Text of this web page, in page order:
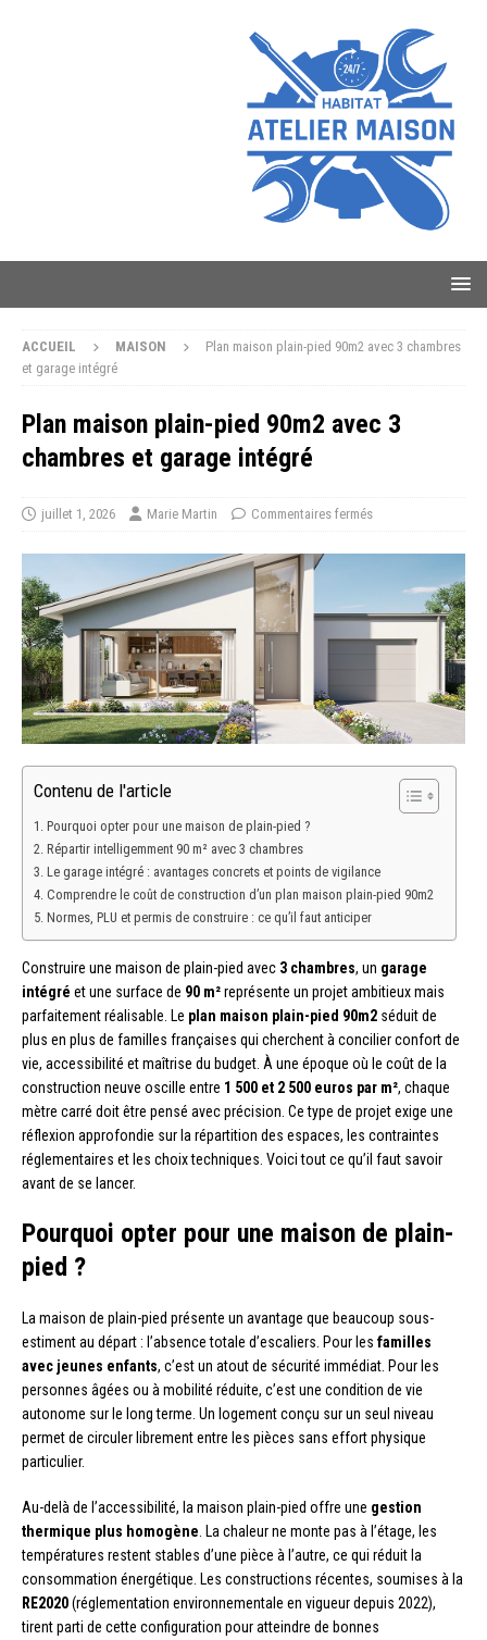
ACCUEIL MAISON
Plan maison plain-pied 90m2 avec 3 chambres
et garage intégré
Plan maison plain-pied 90m2 avec 3
chambres et garage intégré
juillet 1, 2026 Marie Martin Commentaires fermés
Contenu de l'article
Pourquoi opter pour une maison de plain-pied ?
Répartir intelligemment 90 m² avec 3 chambres
Le garage intégré : avantages concrets et points de vigilance
Comprendre le coût de construction d’un plan maison plain-pied 90m2
Normes, PLU et permis de construire : ce qu’il faut anticiper
Construire une maison de plain-pied avec 3 chambres, un garage
intégré et une surface de 90 m²représente un projet ambitieux mais
parfaitement réalisable. Le plan maison plain-pied 90m2 séduit de
plus en plus de familles françaises qui cherchent à concilier confort de
vie, accessibilité et maîtrise du budget. À une époque où le coût de la
construction neuve oscille entre 1 500 et 2 500 euros par m², chaque
mètre carré doit être pensé avec précision. Ce type de projet exige une
réflexion approfondie sur la répartition des espaces, les contraintes
réglementaires et les choix techniques. Voici tout ce qu’il faut savoir
avant de se lancer.
Pourquoi opter pour une maison de plain-
pied ?
La maison de plain-pied présente un avantage que beaucoup sous-
estiment au départ : l’absence totale d’escaliers. Pour les familles
avec jeunes enfants, c’est un atout de sécurité immédiat. Pour les
personnes âgées ou à mobilité réduite, c’est une condition de vie
autonome sur le long terme. Un logement conçu sur un seul niveau
permet de circuler librement entre les pièces sans effort physique
particulier.
Au-delà de l’accessibilité, la maison plain-pied offre une gestion
thermique plus homogène . La chaleur ne monte pas à l’étage, les
températures restent stables d’une pièce à l’autre, ce qui réduit la
consommation énergétique. Les constructions récentes, soumises à la
RE2020(réglementation environnementale en vigueur depuis 2022),
tirent parti de cette configuration pour atteindre de bonnes